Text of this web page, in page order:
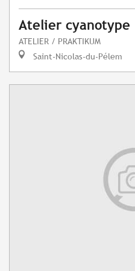
Atelier cyanotype
ATELIER / PRAKTIKUM
Saint-Nicolas-du-Pélem